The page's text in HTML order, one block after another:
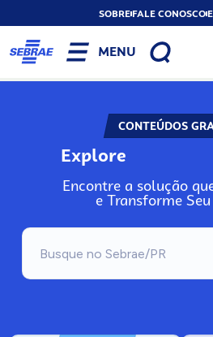
SOBREFALE CONOSCO
MENU
CONTEÚDOS
Explore
Encontre a solução
e Transforme